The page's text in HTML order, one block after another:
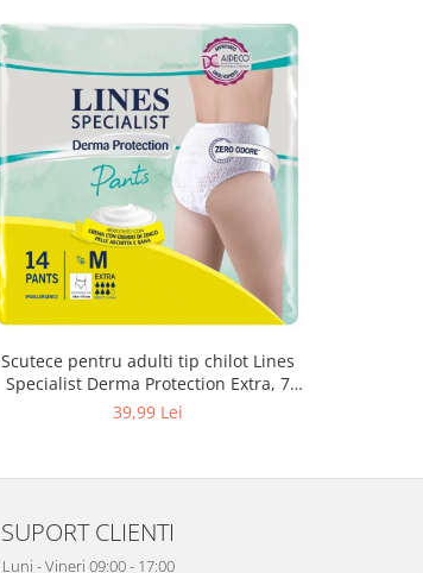
Scutece pentru adulti tip chilot Lines
Specialist Derma Protection Extra, 7
picaturi, marimea M, 14 bucati
39,99 Lei
SUPORT CLIENTI
Luni - Vineri 09:00 - 17:00